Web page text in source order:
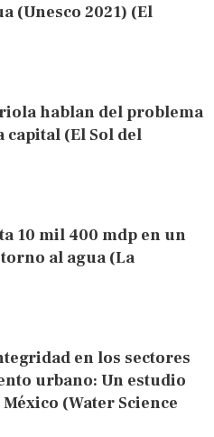
(Unesco 2021) (El
hablan del problema
capital (El Sol del
10 mil 400 mdp en un
al agua (La
en los sectores
urbano: Un estudio
(Water Science